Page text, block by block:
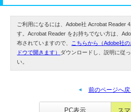
ご利用になるには、Adobe社 Acrobat Reader
す。Acrobat Reader をお持ちでない方は、
布されていますので、 こちらから（Adobe社
ドウで開きます） ダウンロードし、説明に従
い。
前のページへ戻
PC表示 ス